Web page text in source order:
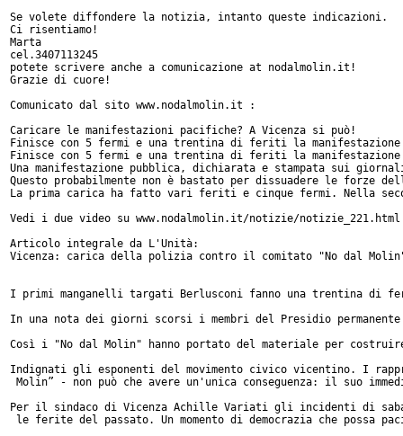
Se volete diffondere la notizia, intanto queste indicazioni.
Ci risentiamo!
Marta
cel.3407113245
potete scrivere anche a comunicazione at nodalmolin.it!
Grazie di cuore!
Comunicato dal sito www.nodalmolin.it :
Caricare le manifestazioni pacifiche? A Vicenza si può!
Finisce con 5 fermi e una trentina di feriti la
Finisce con 5 fermi e una trentina di feriti la manifestazione
Una manifestazione pubblica, dichiarata e stampata sui
Questo probabilmente non è bastato per dissuadere le
La prima carica ha fatto vari feriti e cinque fermi. Nella
Vedi i due video su www.nodalmolin.it/notizie/notizie_221.html
Articolo integrale da L'Unità:
Vicenza: carica della polizia contro il comitato "No dal
I primi manganelli targati Berlusconi fanno una trentina di
In una nota dei giorni scorsi i membri del Presidio
Così i "No dal Molin" hanno portato del materiale per
Indignati gli esponenti del movimento civico vicentino. I
Molin” - non può che avere un'unica conseguenza: il suo
Per il sindaco di Vicenza Achille Variati gli incidenti di
le ferite del passato. Un momento di democrazia che